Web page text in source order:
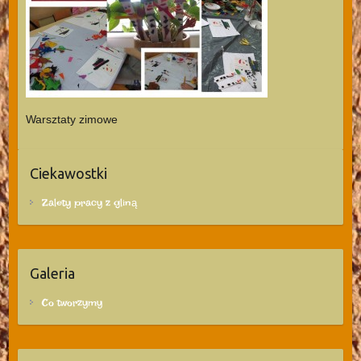
Warsztaty zimowe
Ciekawostki
Zalety pracy z gliną
Galeria
Co tworzymy